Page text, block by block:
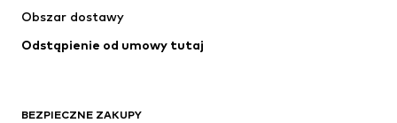
Obszar dostawy
Odstąpienie od umowy tutaj
BEZPIECZNE ZAKUPY